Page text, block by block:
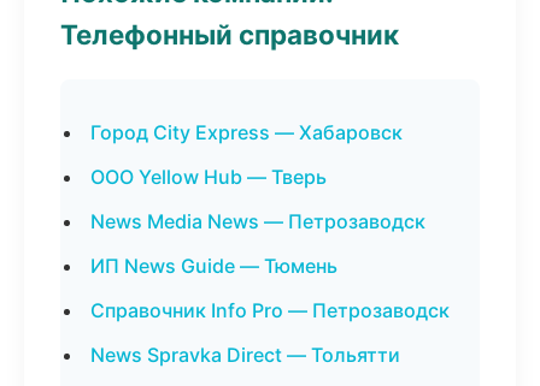
Телефонный справочник
Город City Express — Хабаровск
ООО Yellow Hub — Тверь
News Media News — Петрозаводск
ИП News Guide — Тюмень
Справочник Info Pro — Петрозаводск
News Spravka Direct — Тольятти